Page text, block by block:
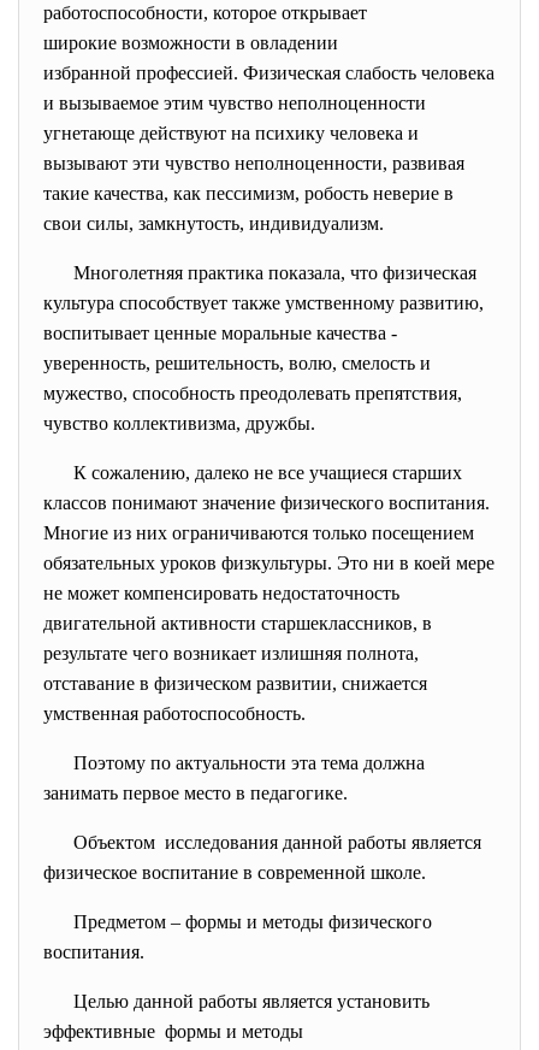
работоспособности, которое открывает
широкие возможности в овладении
избранной профессией. Физическая слабость человека
и вызываемое этим чувство неполноценности
угнетающе действуют на психику человека и
вызывают эти чувство неполноценности, развивая
такие качества, как пессимизм, робость неверие в
свои силы, замкнутость, индивидуализм.
Многолетняя практика показала, что физическая
культура способствует также умственному развитию,
воспитывает ценные моральные качества -
уверенность, решительность, волю, смелость и
мужество, способность преодолевать препятствия,
чувство коллективизма, дружбы.
К сожалению, далеко не все учащиеся старших
классов понимают значение физического воспитания.
Многие из них ограничиваются только посещением
обязательных уроков физкультуры. Это ни в коей мере
не может компенсировать недостаточность
двигательной активности старшеклассников, в
результате чего возникает излишняя полнота,
отставание в физическом развитии, снижается
умственная работоспособность.
Поэтому по актуальности эта тема должна
занимать первое место в педагогике.
Объектом исследования данной работы является
физическое воспитание в современной школе.
Предметом – формы и методы физического
воспитания.
Целью данной работы является установить
эффективные формы и методы